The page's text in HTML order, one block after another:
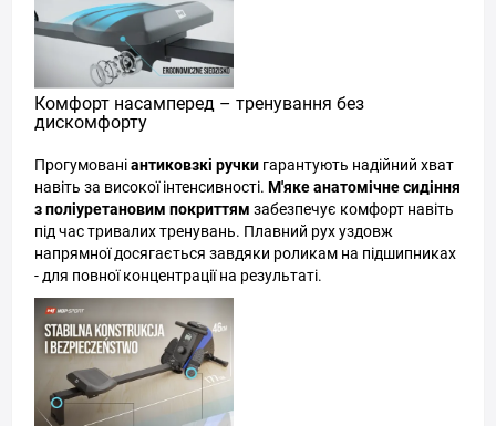
Комфорт насамперед – тренування без
дискомфорту
Прогумованіантиковзкі ручки гарантують надійний хват
навіть за високої інтенсивності. М'яке анатомічне сидіння
з поліуретановим покриттям забезпечує комфорт навіть
під час тривалих тренувань. Плавний рух уздовж
напрямної досягається завдяки роликам на підшипниках
- для повної концентрації на результаті.